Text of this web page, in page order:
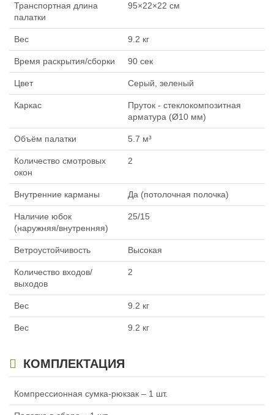
Транспортная длина
палатки
95×22×22 см
Вес 9.2 кг
Время раскрытия/сборки 90 сек
Цвет Серый, зеленый
Каркас
Пруток - стеклокомпозитная
арматура (Ø10 мм)
Объём палатки 5.7 м³
Количество смотровых
окон
2
Внутренние карманы Да (потолочная полочка)
Наличие юбок
(наружняя/внутренняя)
25/15
Ветроустойчивость Высокая
Количество входов/
выходов
2
Вес 9.2 кг
Вес 9.2 кг
КОМПЛЕКТАЦИЯ
Компрессионная сумка-рюкзак – 1 шт.